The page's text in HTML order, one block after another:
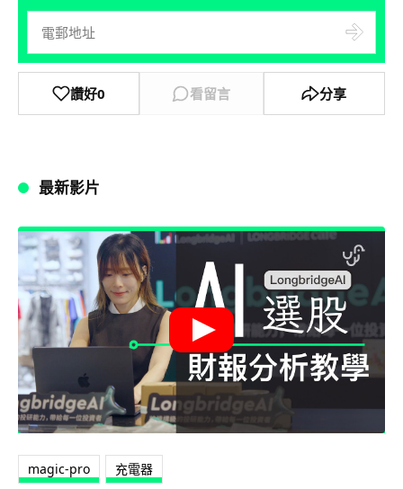
讚好0 看留言 分享
最新影片
magic-pro 充電器